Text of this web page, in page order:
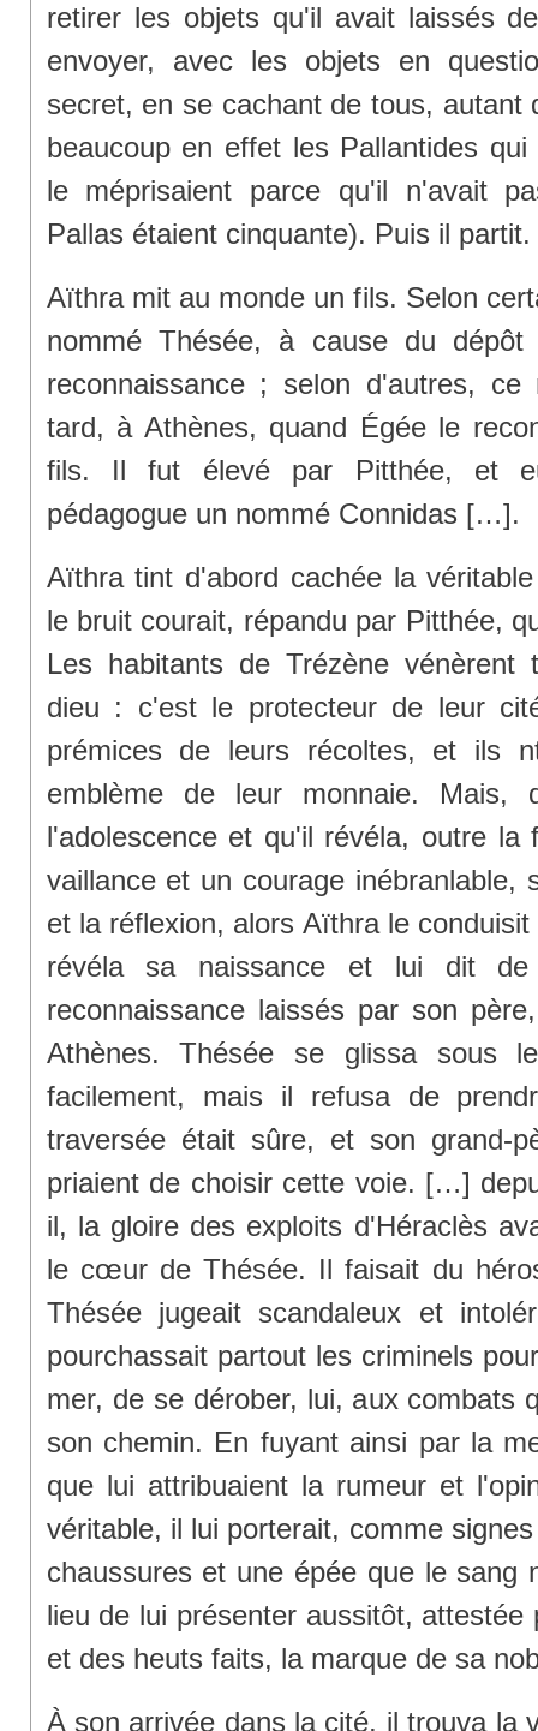
retirer les objets qu'il avait laissés
envoyer, avec les objets en
secret, en se cachant de tous, autant
beaucoup en effet les Pallantides
le méprisaient parce qu'il n'avait
Pallas étaient cinquante). Puis il partit.
Aïthra mit au monde un fils. Selon
nommé Thésée, à cause du
reconnaissance ; selon d'autres,
tard, à Athènes, quand Égée le
fils. Il fut élevé par Pitthée, et
pédagogue un nommé Connidas […].
Aïthra tint d'abord cachée la
le bruit courait, répandu par Pitthée,
Les habitants de Trézène vénèrent
dieu : c'est le protecteur de leur
prémices de leurs récoltes, et ils
emblème de leur monnaie. Mais,
l'adolescence et qu'il révéla, outre la
vaillance et un courage inébranlable,
et la réflexion, alors Aïthra le
révéla sa naissance et lui dit
reconnaissance laissés par son
Athènes. Thésée se glissa sous
facilement, mais il refusa de
traversée était sûre, et son grand-
priaient de choisir cette voie. […]
il, la gloire des exploits d'Héraclès
le cœur de Thésée. Il faisait du
Thésée jugeait scandaleux et
pourchassait partout les criminels
mer, de se dérober, lui, aux combats
son chemin. En fuyant ainsi par la
que lui attribuaient la rumeur et
véritable, il lui porterait, comme
chaussures et une épée que le sang
lieu de lui présenter aussitôt, attestée
et des heuts faits, la marque de sa
À son arrivée dans la cité, il trouva la